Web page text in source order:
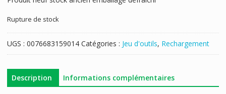
Rupture de stock
UGS : 0076683159014 Catégories : Jeu d'outils, Rechargement
Description Informations complémentaires